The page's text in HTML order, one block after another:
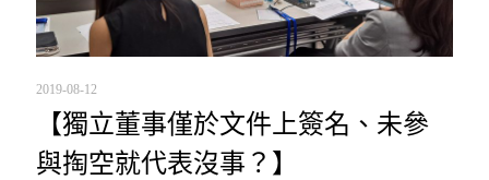
2019-08-12
【獨立董事僅於文件上簽名、未參
與掏空就代表沒事？】